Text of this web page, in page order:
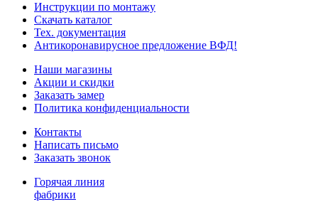
Инструкции по монтажу
Скачать каталог
Тех. документация
Антикоронавирусное предложение ВФД!
Наши магазины
Акции и скидки
Заказать замер
Политика конфиденциальности
Контакты
Написать письмо
Заказать звонок
Горячая линия
фабрики